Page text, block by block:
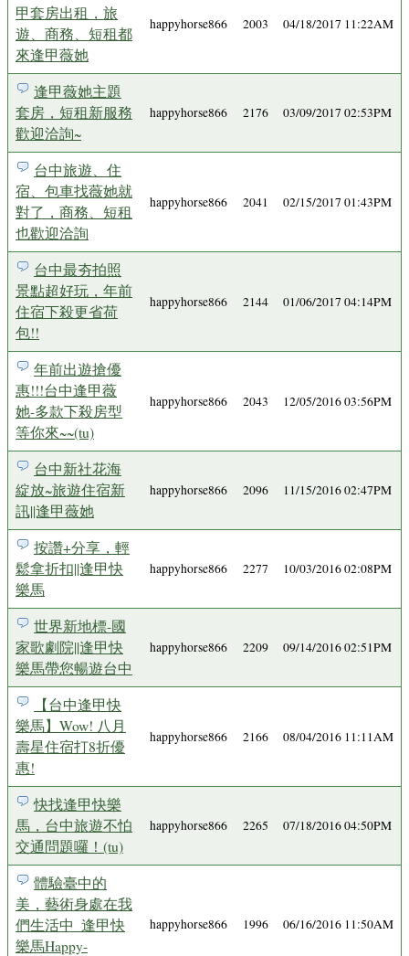
甲套房出租，旅
遊、商務、短租都
來逢甲薇她
happyhorse866 2003 04/18/2017 11:22AM
逢甲薇她主題
套房，短租新服務
歡迎洽詢~
happyhorse866 2176 03/09/2017 02:53PM
台中旅遊、住
宿、包車找薇她就
對了，商務、短租
也歡迎洽詢
happyhorse866 2041 02/15/2017 01:43PM
台中最夯拍照
景點超好玩，年前
住宿下殺更省荷
包!!
happyhorse866 2144 01/06/2017 04:14PM
年前出遊搶優
惠!!!台中逢甲薇
她-多款下殺房型
等你來~~(tu)
happyhorse866 2043 12/05/2016 03:56PM
台中新社花海
綻放~旅遊住宿新
訊||逢甲薇她
happyhorse866 2096 11/15/2016 02:47PM
按讚+分享，輕
鬆拿折扣||逢甲快
樂馬
happyhorse866 2277 10/03/2016 02:08PM
世界新地標-國
家歌劇院||逢甲快
樂馬帶您暢遊台中
happyhorse866 2209 09/14/2016 02:51PM
【台中逢甲快
樂馬】Wow! 八月
壽星住宿打8折優
惠!
happyhorse866 2166 08/04/2016 11:11AM
快找逢甲快樂
馬，台中旅遊不怕
交通問題囉！(tu)
happyhorse866 2265 07/18/2016 04:50PM
體驗臺中的
美，藝術身處在我
們生活中_逢甲快
樂馬Happy-
happyhorse866 1996 06/16/2016 11:50AM